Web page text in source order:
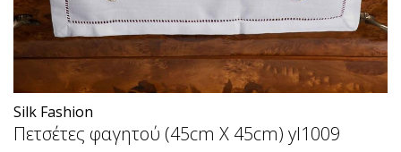
Silk Fashion
Πετσέτες φαγητού (45cm X 45cm) yl1009